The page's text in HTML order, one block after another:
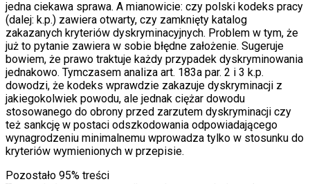
jedna ciekawa sprawa. A mianowicie: czy polski kodeks pracy
(dalej: k.p.) zawiera otwarty, czy zamknięty katalog
zakazanych kryteriów dyskryminacyjnych. Problem w tym, że
już to pytanie zawiera w sobie błędne założenie. Sugeruje
bowiem, że prawo traktuje każdy przypadek dyskryminowania
jednakowo. Tymczasem analiza art. 183a par. 2 i 3 k.p.
dowodzi, że kodeks wprawdzie zakazuje dyskryminacji z
jakiegokolwiek powodu, ale jednak ciężar dowodu
stosowanego do obrony przed zarzutem dyskryminacji czy
też sankcję w postaci odszkodowania odpowiadającego
wynagrodzeniu minimalnemu wprowadza tylko w stosunku do
kryteriów wymienionych w przepisie.
Pozostało 95% treści